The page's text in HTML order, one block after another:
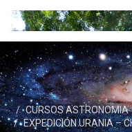
CURSOS ASTRONOMIA
EXPEDICIÓN URANIA –